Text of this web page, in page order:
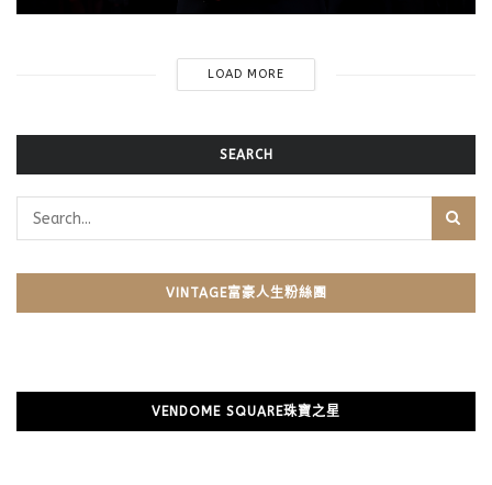
LOAD MORE
SEARCH
VINTAGE富豪人生粉絲團
VENDOME SQUARE珠寶之星